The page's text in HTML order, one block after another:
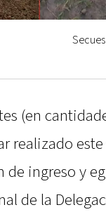
(en
realizado
ingreso y
de la